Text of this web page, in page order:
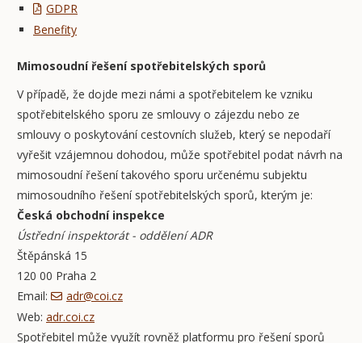
GDPR
Benefity
Mimosoudní řešení spotřebitelských sporů
V případě, že dojde mezi námi a spotřebitelem ke vzniku
spotřebitelského sporu ze smlouvy o zájezdu nebo ze
smlouvy o poskytování cestovních služeb, který se nepodaří
vyřešit vzájemnou dohodou, může spotřebitel podat návrh na
mimosoudní řešení takového sporu určenému subjektu
mimosoudního řešení spotřebitelských sporů, kterým je:
Česká obchodní inspekce
Ústřední inspektorát - oddělení ADR
Štěpánská 15
120 00 Praha 2
Email:
adr@coi.cz
Web: adr.coi.cz
Spotřebitel může využít rovněž platformu pro řešení sporů